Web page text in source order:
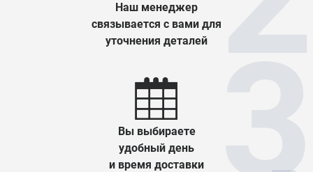
Наш менеджер
связывается с вами для
уточнения деталей
Вы выбираете
удобный день
и время доставки